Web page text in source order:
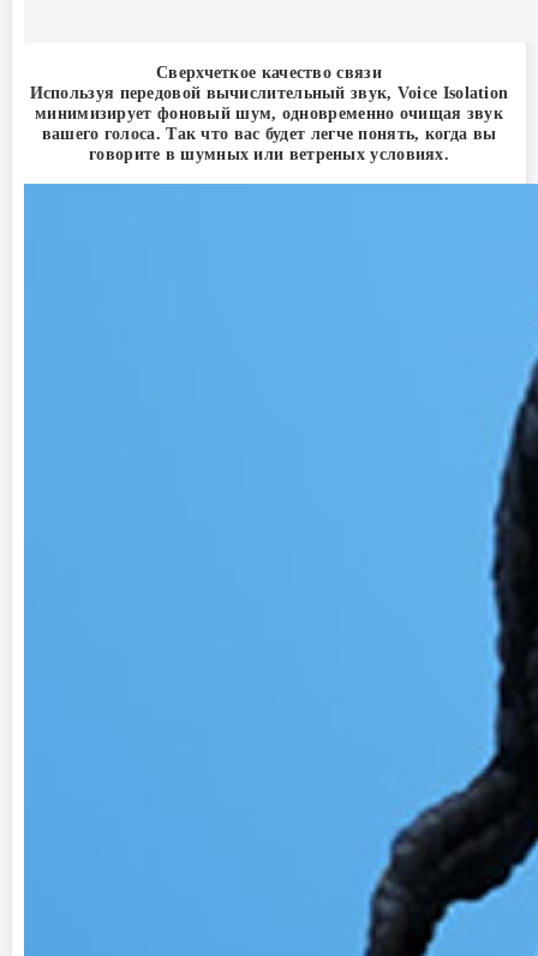
Сверхчеткое качество связи
Используя передовой вычислительный звук, Voice Isolation
минимизирует фоновый шум, одновременно очищая звук
вашего голоса. Так что вас будет легче понять, когда вы
говорите в шумных или ветреных условиях.